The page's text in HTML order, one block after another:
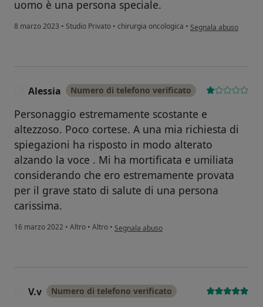
uomo è una persona speciale.
8 marzo 2023 • Studio Privato • chirurgia oncologica • secondo l'opinione
Segnala abuso
Alessia Numero di telefono verificato
Personaggio estremamente scostante e
altezzoso. Poco cortese. A una mia richiesta di
spiegazioni ha risposto in modo alterato
alzando la voce . Mi ha mortificata e umiliata
considerando che ero estremamente provata
per il grave stato di salute di una persona
carissima.
16 marzo 2022 • Altro • Altro • secondo l'opinione dell'utente Alessia
Segnala abuso
V.v Numero di telefono verificato